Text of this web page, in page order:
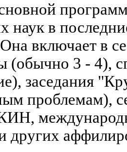
наук в
включает в
(обычно 3 - 4),
заседания
проблемам),
других